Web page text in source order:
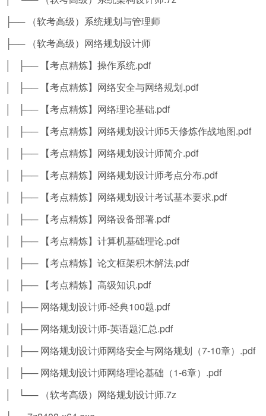
├── （软考高级）系统规划与管理师
├── （软考高级）网络规划设计师
│ ├── 【考点精炼】操作系统.pdf
│ ├── 【考点精炼】网络安全与网络规划.pdf
│ ├── 【考点精炼】网络理论基础.pdf
│ ├── 【考点精炼】网络规划设计师5天修炼作战地图.pdf
│ ├── 【考点精炼】网络规划设计师简介.pdf
│ ├── 【考点精炼】网络规划设计师考点分布.pdf
│ ├── 【考点精炼】网络规划设计考试基本要求.pdf
│ ├── 【考点精炼】网络设备部署.pdf
│ ├── 【考点精炼】计算机基础理论.pdf
│ ├── 【考点精炼】论文框架积木解法.pdf
│ ├── 【考点精炼】高级知识.pdf
│ ├── 网络规划设计师-经典100题.pdf
│ ├── 网络规划设计师-英语题汇总.pdf
│ ├── 网络规划设计师网络安全与网络规划（7-10章）.pdf
│ ├── 网络规划设计师网络理论基础（1-6章）.pdf
│ └── （软考高级）网络规划设计师.7z